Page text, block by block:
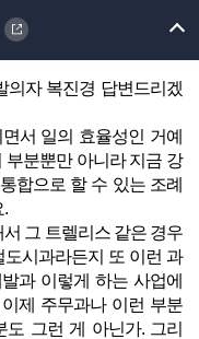
시면서 가장 어떤 부분
잘 이루어졌으면 좋겠
의자 복진경 답변드리겠
서 일의 효율성인 거예
부분뿐만 아니라 지금 강
합으로 할 수 있는 조례
.
그 트렐리스 같은 경우
시과라든지 또 이런 과
과 이렇게 하는 사업에
제 주무과나 이런 부분
그런 게 아닌가. 그리